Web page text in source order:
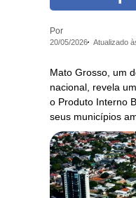
Por
20/05/2026 Atualizado
Mato Grosso, um
nacional, revela
o Produto Interno
seus municípios